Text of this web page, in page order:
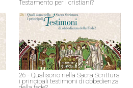
Testamento per i cristiani?
26 - Qualisono nella Sacra Scrittura
i principali testimoni di obbedienza